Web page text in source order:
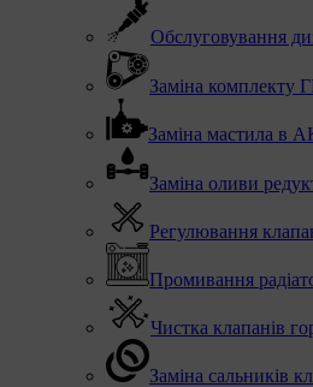
Обслуговування
Заміна комплекту
Заміна мастила в
Заміна оливи
Регулювання
Промивання
Чистка клапанів
Заміна сальників